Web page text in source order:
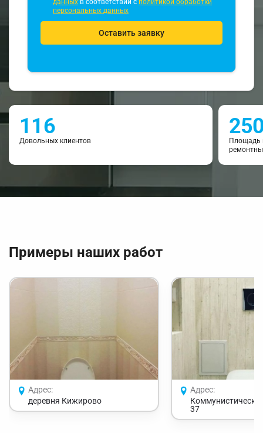
данных в соответствии с политикой обработки
персональных данных
Оставить заявку
116
Довольных клиентов
Площадь
Примеры наших работ
Адрес:
деревня Кижирово
Адрес:
37